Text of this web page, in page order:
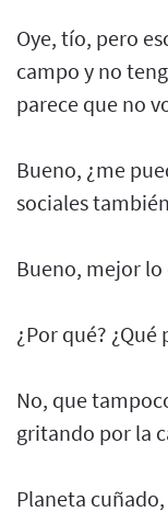
Oye, tío, pero
campo y no
parece que no
Bueno, ¿me
sociales
Bueno, mejor lo
¿Por qué? ¿Qué
No, que
gritando por la
Planeta